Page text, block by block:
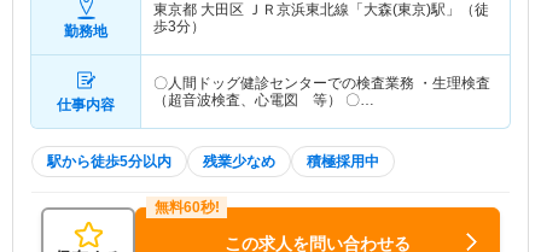
勤務地
東京都 大田区 ＪＲ京浜東北線「大森(東京)駅」（徒
歩3分）
仕事内容
〇人間ドッグ健診センターでの検査業務 ・生理検査
（超音波検査、心電図 等） 〇…
駅から徒歩5分以内 残業少なめ 積極採用中
この求人を問い合わせる